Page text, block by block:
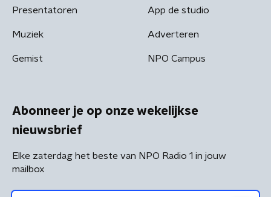
Presentatoren
Muziek
Gemist
App de studio
Adverteren
NPO Campus
Abonneer je op onze wekelijkse
nieuwsbrief
Elke zaterdag het beste van NPO Radio 1 in jouw
mailbox